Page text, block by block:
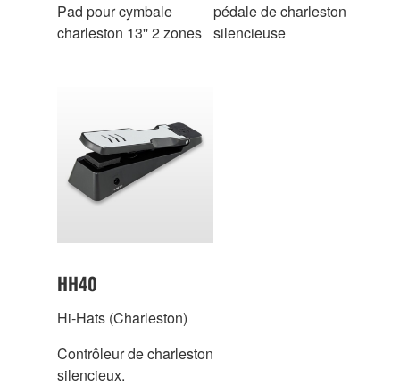
Pad pour cymbale
charleston 13'' 2 zones
pédale de charleston
silencieuse
HH40
Hi-Hats (Charleston)
Contrôleur de charleston
silencieux.